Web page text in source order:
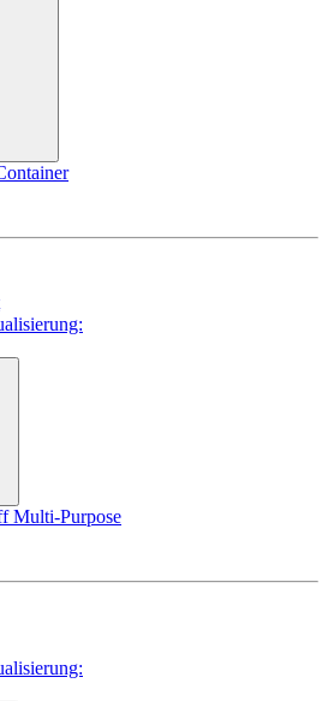
Multi-Purpose